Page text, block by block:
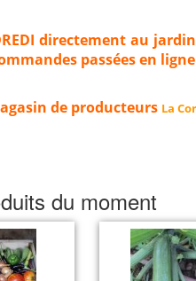
directement au
passées en ligne
de producteurs La
du moment